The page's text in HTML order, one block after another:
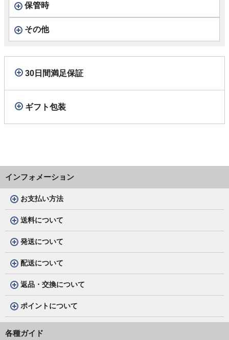
保管時
その他
30日間満足保証
ギフト包装
インフォメーション
お支払い方法
送料について
発送について
配送について
返品・交換について
ポイントについて
各種ガイド